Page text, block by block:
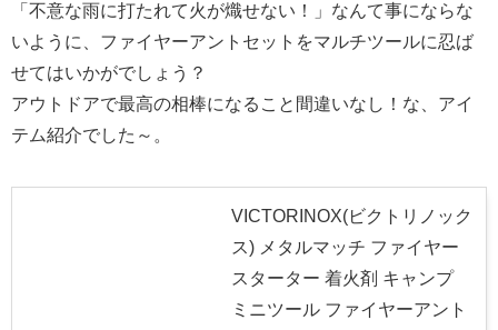
「不意な雨に打たれて火が熾せない！」なんて事にならな
いように、ファイヤーアントセットをマルチツールに忍ば
せてはいかがでしょう？
アウトドアで最高の相棒になること間違いなし！な、アイ
テム紹介でした～。
VICTORINOX(ビクトリノック
ス) メタルマッチ ファイヤー
スターター 着火剤 キャンプ
ミニツール ファイヤーアント